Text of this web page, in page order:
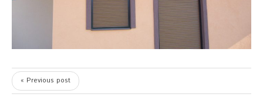
« Previous post